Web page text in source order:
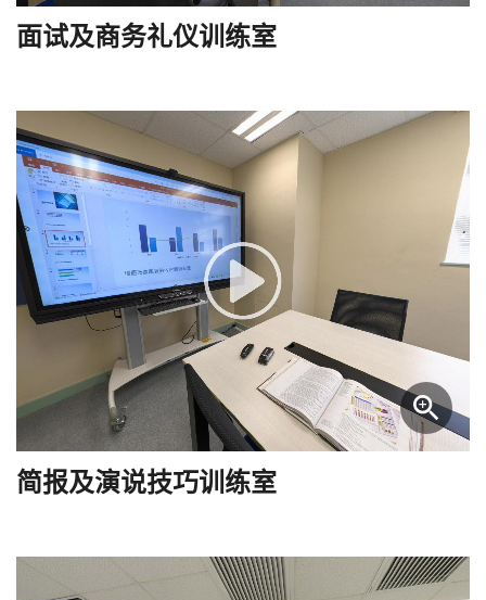
面试及商务礼仪训练室
简报及演说技巧训练室